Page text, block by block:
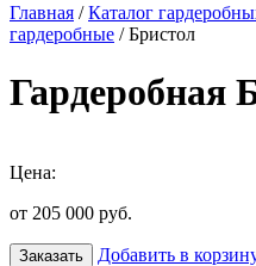
Главная /Каталог
гардеробные / Бристол
Гардеробная
Цена:
от 205 000 руб.
Заказать Добавить в